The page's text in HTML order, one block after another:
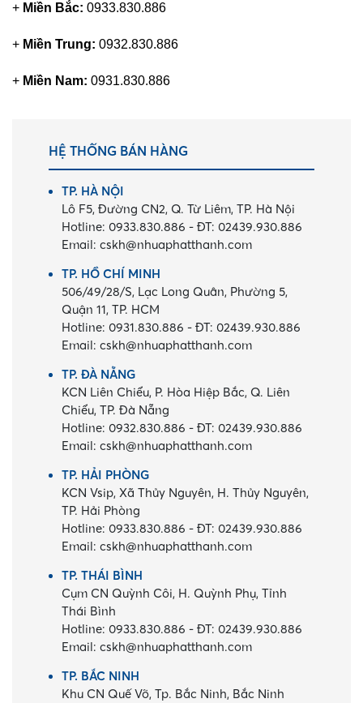
+ Miền Bắc: 0933.830.886
+ Miền Trung: 0932.830.886
+ Miền Nam: 0931.830.886
HỆ THỐNG BÁN HÀNG
TP. HÀ NỘI
Lô F5, Đường CN2, Q. Từ Liêm, TP. Hà Nội
Hotline: 0933.830.886 -ĐT: 02439.930.886
Email:cskh@nhuaphatthanh.com
TP. HỒ CHÍ MINH
506/49/28/S, Lạc Long Quân, Phường 5,
Quận 11, TP. HCM
Hotline: 0931.830.886 -ĐT: 02439.930.886
Email:cskh@nhuaphatthanh.com
TP. ĐÀ NẴNG
KCN Liên Chiểu, P. Hòa Hiệp Bắc, Q. Liên
Chiểu, TP. Đà Nẵng
Hotline: 0932.830.886 -ĐT: 02439.930.886
Email:cskh@nhuaphatthanh.com
TP. HẢI PHÒNG
KCN Vsip, Xã Thủy Nguyên, H. Thủy Nguyên,
TP. Hải Phòng
Hotline: 0933.830.886 -ĐT: 02439.930.886
Email:cskh@nhuaphatthanh.com
TP. THÁI BÌNH
Cụm CN Quỳnh Côi, H. Quỳnh Phụ, Tỉnh
Thái Bình
Hotline: 0933.830.886 -ĐT: 02439.930.886
Email:cskh@nhuaphatthanh.com
TP. BẮC NINH
Khu CN Quế Võ, Tp. Bắc Ninh, Bắc Ninh